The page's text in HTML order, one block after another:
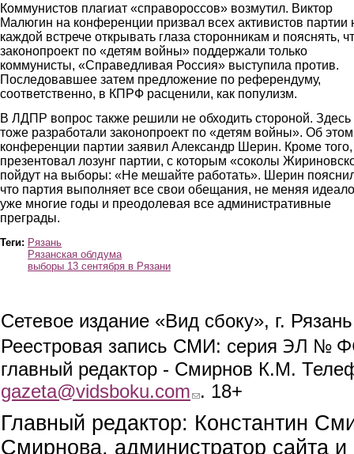
Коммунистов плагиат «справороссов» возмутил. Виктор
Малюгин на конференции призвал всех активистов партии
каждой встрече открывать глаза сторонникам и пояснять,
законопроект по «детям войны» поддержали только
коммунисты, «Справедливая Россия» выступила против.
Последовавшее затем предложение по референдуму,
соответственно, в КПРФ расценили, как популизм.
В ЛДПР вопрос также решили не обходить стороной. Здесь
тоже разработали законопроект по «детям войны». Об
конференции партии заявил Александр Шерин. Кроме
презентовал лозунг партии, с которым «соколы
пойдут на выборы: «Не мешайте работать». Шерин
что партия выполняет все свои обещания, не меняя
уже многие годы и преодолевая все административные
преграды.
Теги: Рязань
Рязанская облдума
выборы 13 сентября в Рязани
Сетевое издание «Вид сбоку», г.
Реестровая запись СМИ: серия ЭЛ №
главный редактор - Смирнов К.М.
gazeta@vidsboku.com (link sends e-mail)
. 18+
Главный редактор: Константин
Смирнова, администратор сайта